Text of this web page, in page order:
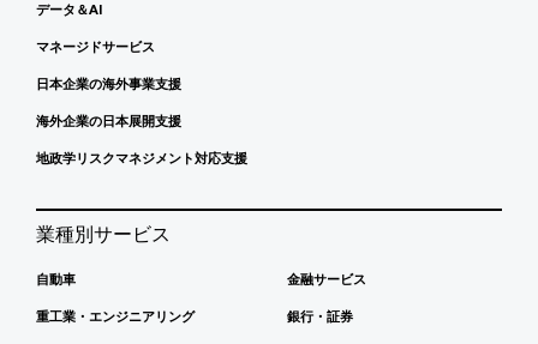
データ＆AI
マネージドサービス
日本企業の海外事業支援
海外企業の日本展開支援
地政学リスクマネジメント対応支援
業種別サービス
自動車
重工業・エンジニアリング
金融サービス
銀行・証券